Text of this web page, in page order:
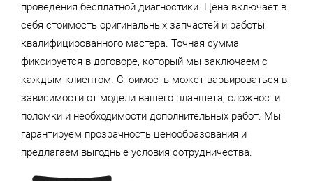
проведения бесплатной диагностики. Цена включает в
себя стоимость оригинальных запчастей и работы
квалифицированного мастера. Точная сумма
фиксируется в договоре, который мы заключаем с
каждым клиентом. Стоимость может варьироваться в
зависимости от модели вашего планшета, сложности
поломки и необходимости дополнительных работ. Мы
гарантируем прозрачность ценообразования и
предлагаем выгодные условия сотрудничества.